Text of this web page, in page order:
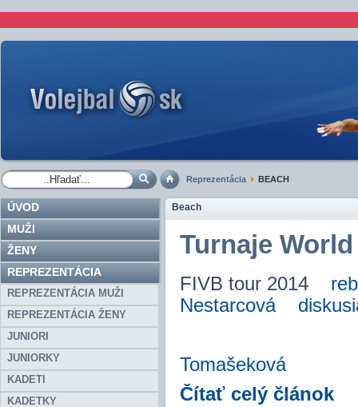
Reprezentácia BEACH
ÚVOD
MUŽI
ŽENY
REPREZENTÁCIA
REPREZENTÁCIA MUŽI
REPREZENTÁCIA ŽENY
JUNIORI
JUNIORKY
KADETI
KADETKY
Beach
Turnaje
FIVB tour 2014
Nestarcová
Tomašeková
Čítať celý článok